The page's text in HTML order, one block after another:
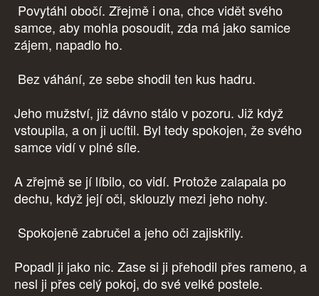
Povytáhl obočí. Zřejmě i ona, chce vidět svého
samce, aby mohla posoudit, zda má jako samice
zájem, napadlo ho.
Bez váhání, ze sebe shodil ten kus hadru.
Jeho mužství, již dávno stálo v pozoru. Již když
vstoupila, a on ji ucítil. Byl tedy spokojen, že svého
samce vidí v plné síle.
A zřejmě se jí líbilo, co vidí. Protože zalapala po
dechu, když její oči, sklouzly mezi jeho nohy.
Spokojeně zabručel a jeho oči zajiskřily.
Popadl ji jako nic. Zase si ji přehodil přes rameno, a
nesl ji přes celý pokoj, do své velké postele.